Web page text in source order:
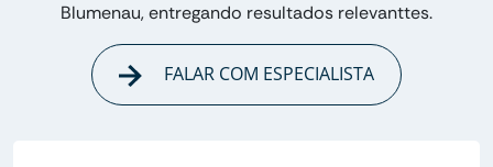
Blumenau, entregando resultados relevanttes.
FALAR COM ESPECIALISTA